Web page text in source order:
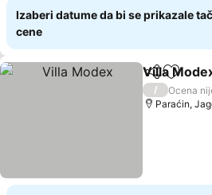
Izaberi datume da bi se prikazale
cene
Deli Dodati
Villa
/
Ocena
Paraćin,